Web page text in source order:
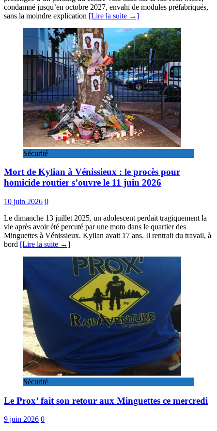
condamné jusqu’en octobre 2027, envahi de modules préfabriqués,
sans la moindre explication [Lire la suite →]
Sécurité
Mort de Kylian à Vénissieux : le procès pour
homicide routier s’ouvre le 11 juin 2026
10 juin 2026 0
Le dimanche 13 juillet 2025, un adolescent perdait tragiquement la
vie après avoir été percuté par une moto dans le quartier des
Minguettes à Vénissieux. Kylian avait 17 ans. Il rentrait du travail, à
bord [Lire la suite →]
Sécurité
Le Prox’ fait son retour aux Minguettes ce mercredi
9 juin 2026 0